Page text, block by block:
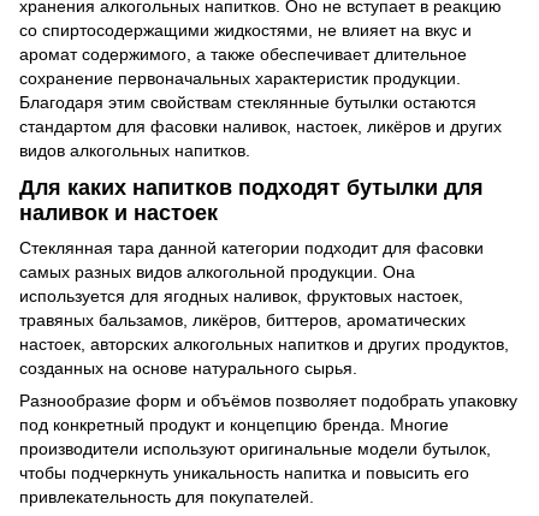
хранения алкогольных напитков. Оно не вступает в реакцию
со спиртосодержащими жидкостями, не влияет на вкус и
аромат содержимого, а также обеспечивает длительное
сохранение первоначальных характеристик продукции.
Благодаря этим свойствам стеклянные бутылки остаются
стандартом для фасовки наливок, настоек, ликёров и других
видов алкогольных напитков.
Для каких напитков подходят бутылки для
наливок и настоек
Стеклянная тара данной категории подходит для фасовки
самых разных видов алкогольной продукции. Она
используется для ягодных наливок, фруктовых настоек,
травяных бальзамов, ликёров, биттеров, ароматических
настоек, авторских алкогольных напитков и других продуктов,
созданных на основе натурального сырья.
Разнообразие форм и объёмов позволяет подобрать упаковку
под конкретный продукт и концепцию бренда. Многие
производители используют оригинальные модели бутылок,
чтобы подчеркнуть уникальность напитка и повысить его
привлекательность для покупателей.